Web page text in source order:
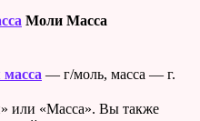
Моли Масса
— г/моль, масса — г.
или «Масса». Вы также